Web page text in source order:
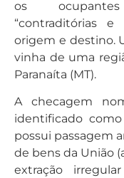
os
“contraditórias
origem e destino.
vinha de uma
Paranaíta (MT).
A checagem
identificado
possui passagem
de bens da União
extração